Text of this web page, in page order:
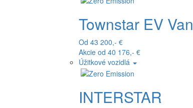
Townstar EV Van
Od 43 200,- €
Akcie od 40 176,- €
Úžitkové vozidlá
INTERSTAR